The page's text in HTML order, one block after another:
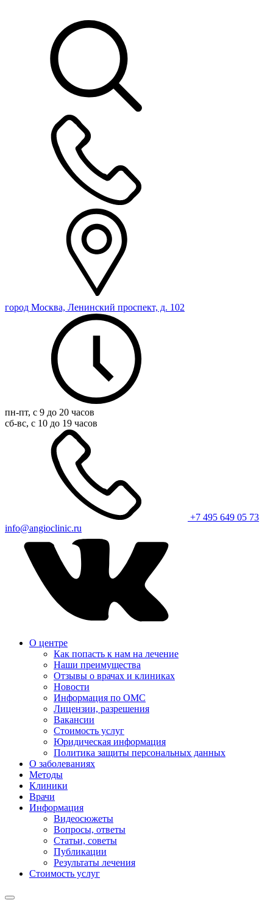
город Москва, Ленинский проспект, д. 102
пн-пт, с 9 до 20 часов
сб-вс, с 10 до 19 часов
+7 495 649 05 73
info@angioclinic.ru
О центре
Как попасть к нам на лечение
Наши преимущества
Отзывы о врачах и клиниках
Новости
Информация по ОМС
Лицензии, разрешения
Вакансии
Стоимость услуг
Юридическая информация
Политика защиты персональных данных
О заболеваниях
Методы
Клиники
Врачи
Информация
Видеосюжеты
Вопросы, ответы
Статьи, советы
Публикации
Результаты лечения
Стоимость услуг